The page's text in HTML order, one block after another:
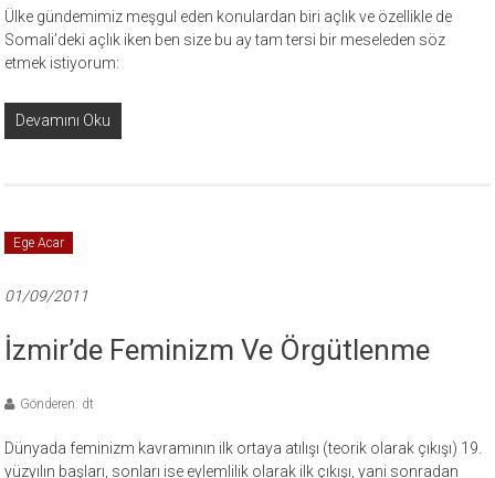
Ülke gündemimiz meşgul eden konulardan biri açlık ve özellikle de
Somali’deki açlık iken ben size bu ay tam tersi bir meseleden söz
etmek istiyorum:
Devamını Oku
Ege Acar
01/09/2011
İzmir’de Feminizm Ve Örgütlenme
Gönderen: dt
Dünyada feminizm kavramının ilk ortaya atılışı (teorik olarak çıkışı) 19.
yüzyılın başları, sonları ise eylemlilik olarak ilk çıkışı, yani sonradan